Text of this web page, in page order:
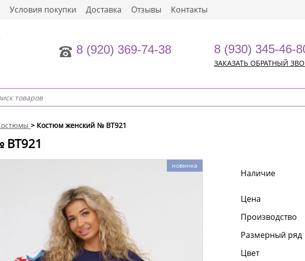
Условия покупки Доставка Отзывы Контакты
8 (920) 369-74-38 8 (930) 345-46-
ЗАКАЗАТЬ ОБРАТНЫЙ
> Костюм женский № BT921
новинка
Наличие
Цена
Производство
Размерный ряд
Цвет